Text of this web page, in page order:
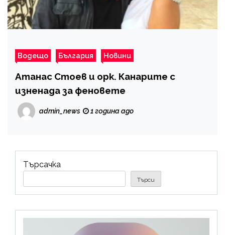
Водещо България Новини
Атанас Стоев и орк. Канарите с
изненада за феновете
admin_news 1 година ago
Търсачка
Търси